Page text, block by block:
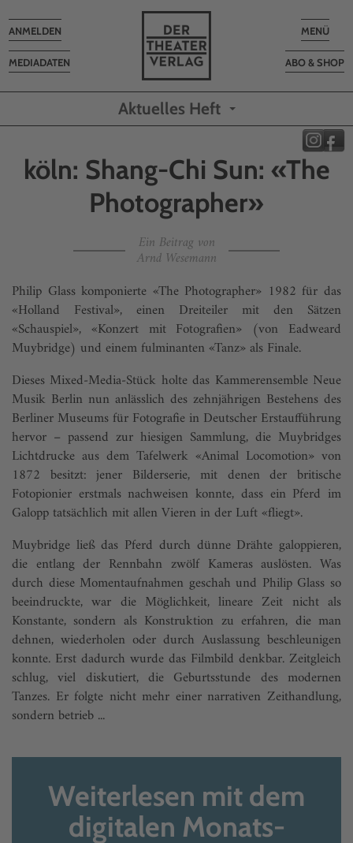
Toggle
MENÜ
ABO & SHOP
MEDIADATEN
Toggle
navigation
ANMELDEN
Aktuelles Heft
köln: Shang-Chi Sun: «The
Photographer»
Ein Beitrag von
Arnd Wesemann
Philip Glass komponierte «The Photographer» 1982 für das
«Holland Festival», einen Dreiteiler mit den Sätzen
«Schauspiel», «Konzert mit Fotografien» (von Eadweard
Muybridge) und einem fulminanten «Tanz» als Finale.
Dieses Mixed-Media-Stück holte das Kammerensemble Neue
Musik Berlin nun anlässlich des zehnjährigen Bestehens des
Berliner Museums für Fotografie in Deutscher Erstaufführung
hervor – passend zur hiesigen Sammlung, die Muybridges
Lichtdrucke aus dem Tafelwerk «Animal Locomotion» von
1872 besitzt: jener Bilderserie, mit denen der britische
Fotopionier erstmals nachweisen konnte, dass ein Pferd im
Galopp tatsächlich mit allen Vieren in der Luft «fliegt».
Muybridge ließ das Pferd durch dünne Drähte galoppieren,
die entlang der Rennbahn zwölf Kameras auslösten. Was
durch diese Momentaufnahmen geschah und Philip Glass so
beeindruckte, war die Möglichkeit, lineare Zeit nicht als
Konstante, sondern als Konstruktion zu erfahren, die man
dehnen, wiederholen oder durch Auslassung beschleunigen
konnte. Erst dadurch wurde das Filmbild denkbar. Zeitgleich
schlug, viel diskutiert, die Geburtsstunde des modernen
Tanzes. Er folgte nicht mehr einer narrativen Zeithandlung,
sondern betrieb ...
Weiterlesen mit dem
digitalen Monats-